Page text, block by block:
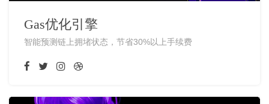
Gas优化引擎
智能预测链上拥堵状态，节省30%以上手续费